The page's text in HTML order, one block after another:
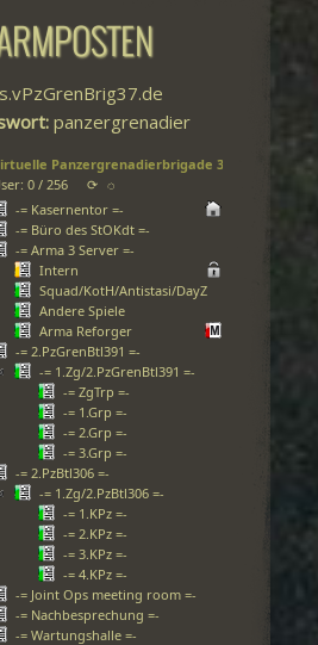
panzergrenadier
Panzergrenadierbrigade 37
0 / 256
⟳ ◌
-= Kasernentor =-
-= Büro des StOKdt =-
-= Arma 3 Server =-
Intern
Squad/KotH/Antistasi/DayZ
Andere Spiele
Arma Reforger
-= 2.PzGrenBtl391 =-
-= 1.Zg/2.PzGrenBtl391 =-
-= ZgTrp =-
-= 1.Grp =-
-= 2.Grp =-
-= 3.Grp =-
-= 2.PzBtl306 =-
-= 1.Zg/2.PzBtl306 =-
-= 1.KPz =-
-= 2.KPz =-
-= 3.KPz =-
-= 4.KPz =-
-= Joint Ops meeting room =-
-= Nachbesprechung =-
-= Wartungshalle =-